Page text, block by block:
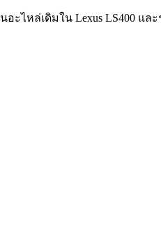
หล่เดิมใน Lexus LS400 และ